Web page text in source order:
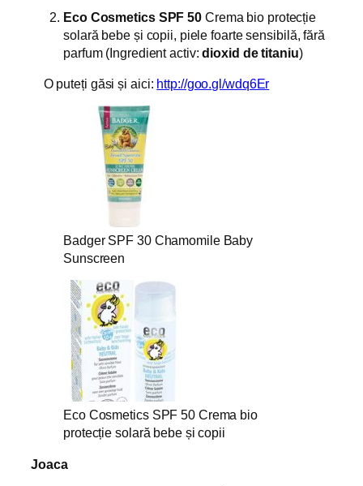
Eco Cosmetics SPF 50 Crema bio protecție
solară bebe și copii, piele foarte sensibilă, fără
parfum (Ingredient activ:dioxid de titaniu)
O puteți găsi și aici: http://goo.gl/wdq6Er
Badger SPF 30 Chamomile Baby
Sunscreen
Eco Cosmetics SPF 50 Crema bio
protecție solară bebe și copii
Joaca